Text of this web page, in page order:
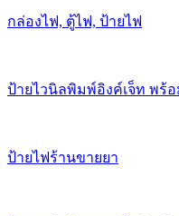
กล่องไฟ, ตู้ไฟ, ป้ายไฟ
ป้ายไวนิลพิมพ์อิงค์เจ็ท พร้
ป้ายไฟร้านขายยา